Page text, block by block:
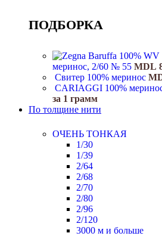
ПОДБОРКА
меринос, 2/60 № 55 MDL
Свитер 100% меринос
CARIAGGI 100%
за 1 грамм
По толщине нити
ОЧЕНЬ ТОНКАЯ
1/30
1/39
2/64
2/68
2/70
2/80
2/96
2/120
3000 м и больше